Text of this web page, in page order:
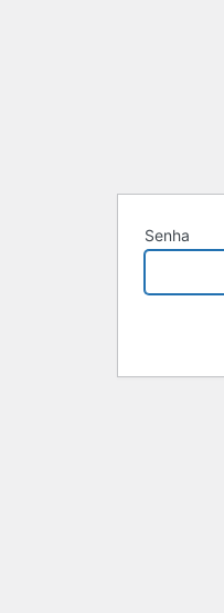
Senha